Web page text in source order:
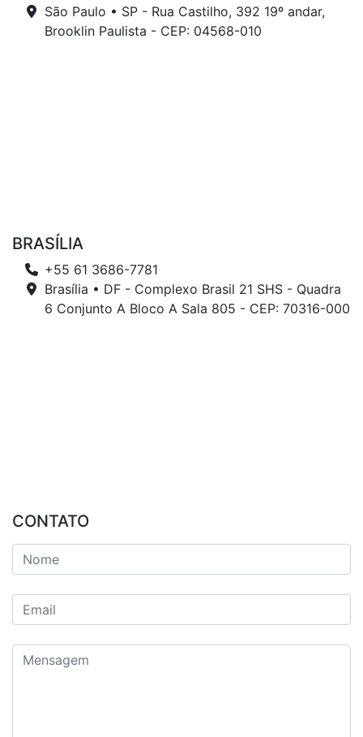
São Paulo • SP - Rua Castilho, 392 19º andar,
Brooklin Paulista - CEP: 04568-010
BRASÍLIA
+55 61 3686-7781
Brasília • DF - Complexo Brasil 21 SHS - Quadra
6 Conjunto A Bloco A Sala 805 - CEP: 70316-000
CONTATO